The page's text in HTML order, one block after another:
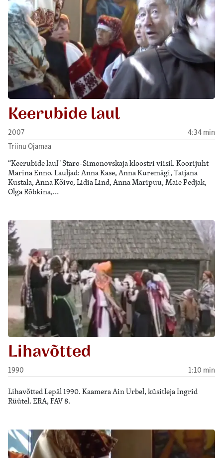
Keerubide laul
2007
4:34 min
Triinu Ojamaa
“Keerubide laul" Staro-Simonovskaja kloostri viisil. Koorijuht
Marina Enno. Lauljad: Anna Kase, Anna Kuremägi, Tatjana
Kustala, Anna Kõivo, Lidia Lind, Anna Maripuu, Maie Pedjak,
Olga Rõbkina,…
Lihavõtted
1990 1:10 min
Lihavõtted Lepäl 1990. Kaamera Ain Urbel, küsitleja Ingrid
Rüütel. ERA, FAV 8.